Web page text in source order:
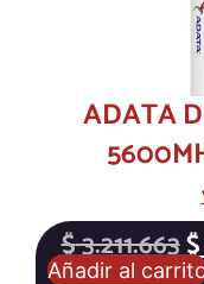
ADATA
$3.211.663$
Añadir al